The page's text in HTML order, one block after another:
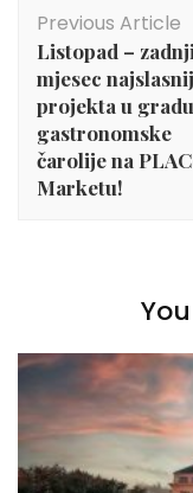
Navigation
Previous Article
Listopad – zadnji
mjesec
projekta u
gastronomske
čarolije na
Marketu!